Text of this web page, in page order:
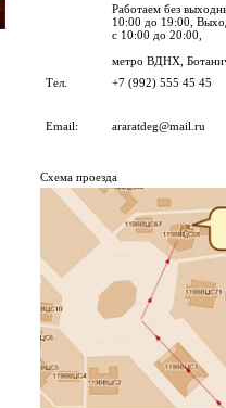
Работаем без
10:00 до 19:00,
с 10:00 до 20:00,
метро ВДНХ,
Тел.
+7 (992) 555 45 45
Email: araratdeg@mail.ru
Cхема проезда